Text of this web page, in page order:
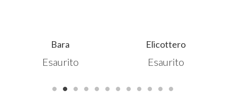
Bara
Esaurito
Elicottero
Esaurito